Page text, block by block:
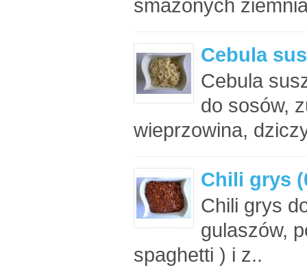
smażonych
Cebula
Cebula
do sosów,
wieprzowina,
Chili grys
Chili grys
gulaszów,
spaghetti ) i z..